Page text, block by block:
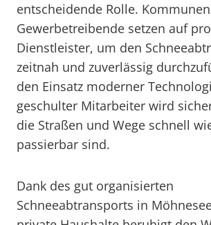
entscheidende Rolle.
Gewerbetreibende setzen auf
Dienstleister, um den
zeitnah und zuverlässig
den Einsatz moderner
geschulter Mitarbeiter wird
die Straßen und Wege schnell
passierbar sind.
Dank des gut organisierten
Schneeabtransports in